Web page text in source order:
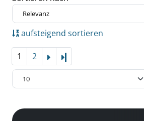
aufsteigend sortieren
1 2